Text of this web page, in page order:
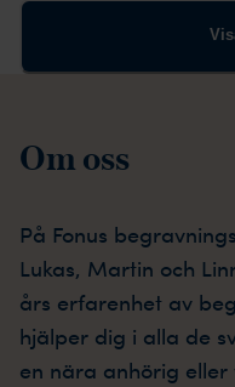
Om oss
På Fonus
Lukas, Martin och
års erfarenhet av
hjälper dig i alla de
en nära anhörig